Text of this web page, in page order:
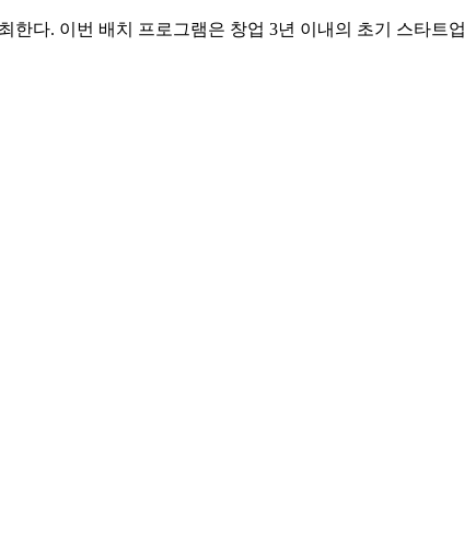
한다. 이번 배치 프로그램은 창업 3년 이내의 초기 스타트업